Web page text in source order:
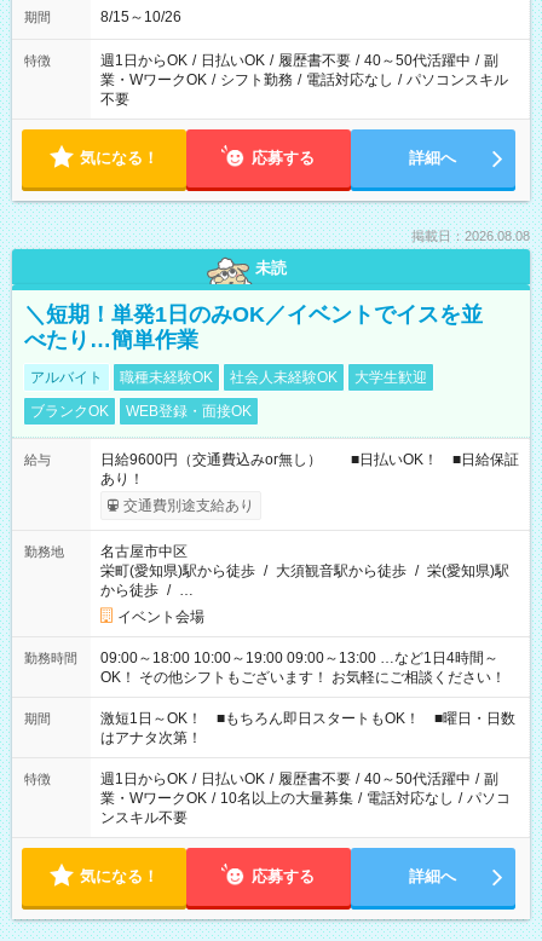
期間 8/15～10/26
特徴 週1日からOK / 日払いOK / 履歴書不要 / 40～50代活躍中 / 副
業・WワークOK / シフト勤務 / 電話対応なし / パソコンスキル
不要
気になる！ 応募する 詳細へ
掲載日：2026.08.08
未読
＼短期！単発1日のみOK／イベントでイスを並
べたり…簡単作業
アルバイト 職種未経験OK 社会人未経験OK
大学生歓迎
ブランクOK
WEB登録・面接OK
給与
日給9600円（交通費込みor無し） ■日払いOK！ ■日給保証
あり！
交通費別途支給あり
勤務地
名古屋市中区
栄町(愛知県)駅から徒歩 / 大須観音駅から徒歩 / 栄(愛知県)駅
から徒歩 / …
イベント会場
勤務時間
09:00～18:00 10:00～19:00 09:00～13:00 …など1日4時間～
OK！ その他シフトもございます！ お気軽にご相談ください！
期間
激短1日～OK！ ■もちろん即日スタートもOK！ ■曜日・日数
はアナタ次第！
特徴 週1日からOK / 日払いOK / 履歴書不要 / 40～50代活躍中 / 副
業・WワークOK / 10名以上の大量募集 / 電話対応なし / パソコ
ンスキル不要
気になる！ 応募する 詳細へ